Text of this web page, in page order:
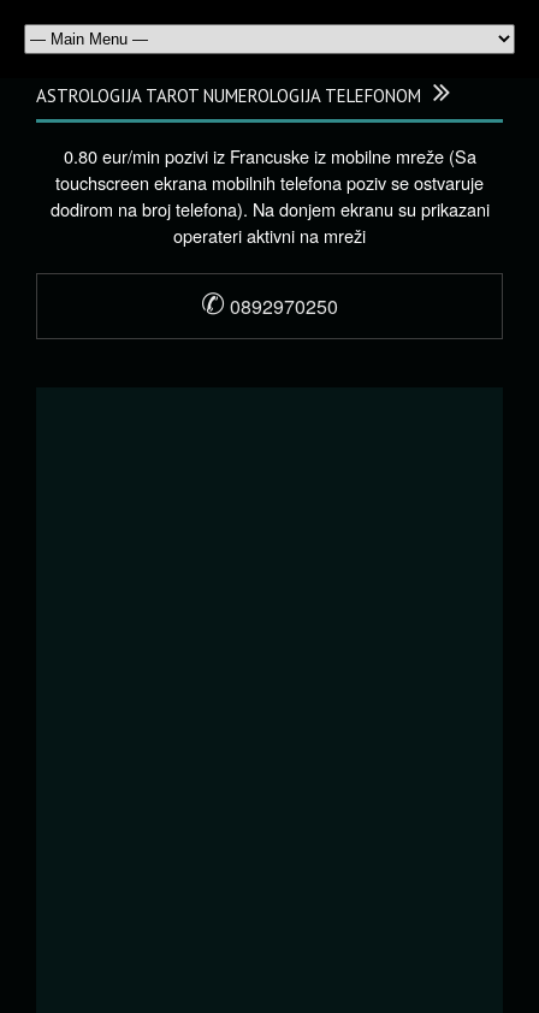
ASTROLOGIJA TAROT NUMEROLOGIJA TELEFONOM
0.80 eur/min pozivi iz Francuske iz mobilne mreže (Sa
touchscreen ekrana mobilnih telefona poziv se ostvaruje
dodirom na broj telefona). Na donjem ekranu su prikazani
operateri aktivni na mreži
✆ 0892970250